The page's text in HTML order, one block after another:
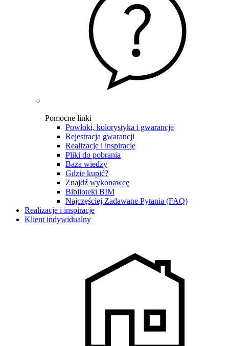
Pomocne linki
Powłoki, kolorystyka i gwarancje
Rejestracja gwarancji
Realizacje i inspiracje
Pliki do pobrania
Baza wiedzy
Gdzie kupić?
Znajdź wykonawcę
Biblioteki BIM
Najczęściej Zadawane Pytania (FAQ)
Realizacje i inspiracje
Klient indywidualny